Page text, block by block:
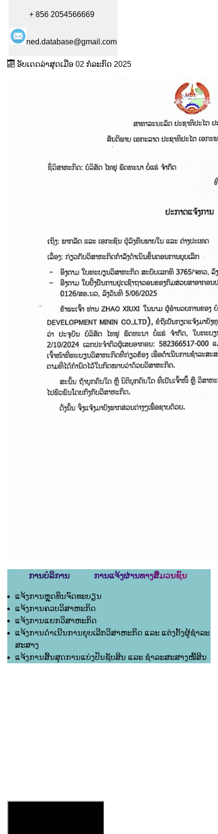
+ 856 2054566669
ned.database@gmail.com
ອັບເດດລ່າສຸດເມື່ອ 02 ກໍລະກົດ 2025
ການບໍລິການ ການແຈ້ງຜ່ານທາງສື່ມວນຊົນ
ແຈ້ງການຫຼຸດທຶນຈົດທະບຽນ
ແຈ້ງການຄວບວິສາຫະກິດ
ແຈ້ງການແຍກວິສາຫະກິດ
ແຈ້ງການດຳເນີນການຍຸບເລີກວິສາຫະກິດ ແລະ ແຕ່ງຕັ້ງຜູ້ຊຳລະ
ສະສາງ
ແຈ້ງການສິ້ນສຸດການແບ່ງປັນຊັບສິນ ແລະ ຊຳລະສະສາງໜີ້ສິນ